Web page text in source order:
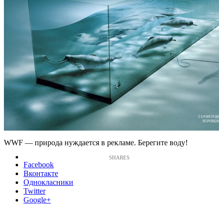
WWF — природа нуждается в рекламе. Берегите воду!
Facebook
Вконтакте
Однокласники
Twitter
Google+